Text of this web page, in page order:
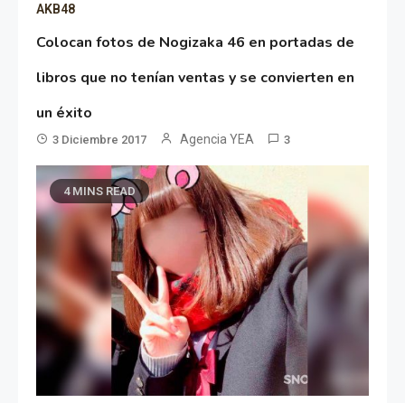
AKB48
Colocan fotos de Nogizaka 46 en portadas de
libros que no tenían ventas y se convierten en
un éxito
3 Diciembre 2017 Agencia YEA 3
4 MINS READ